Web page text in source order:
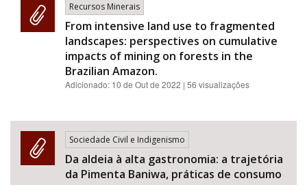
Recursos Minerais
From intensive land use to fragmented
landscapes: perspectives on cumulative
impacts of mining on forests in the
Brazilian Amazon.
Adicionado: 10 de Out de 2022 | 56 visualizações
Sociedade Civil e Indigenismo
Da aldeia à alta gastronomia: a trajetória
da Pimenta Baniwa, práticas de consumo